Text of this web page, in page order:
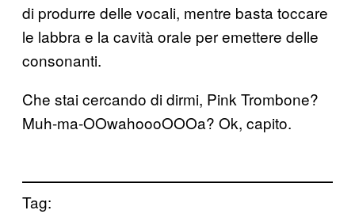
di produrre delle vocali, mentre basta toccare
le labbra e la cavità orale per emettere delle
consonanti.
Che stai cercando di dirmi, Pink Trombone?
Muh-ma-OOwahoooOOOa? Ok, capito.
Tag: